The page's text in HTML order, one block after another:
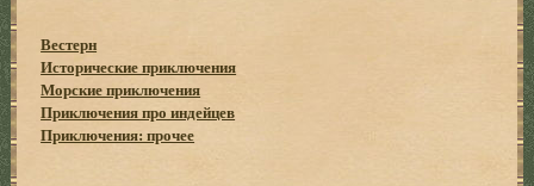
Вестерн
Исторические приключения
Морские приключения
Приключения про индейцев
Приключения: прочее